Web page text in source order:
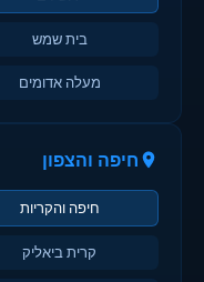
בית שמש
מעלה אדומים
חיפה והצפון
חיפה והקריות
קרית ביאליק